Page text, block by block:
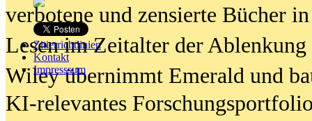
Zitierrichtlinien
Kontakt
Impresssum
verbotene und zensierte Bücher
Lesen im Zeitalter der Ablenkung
Wiley übernimmt Emerald und
KI-relevantes